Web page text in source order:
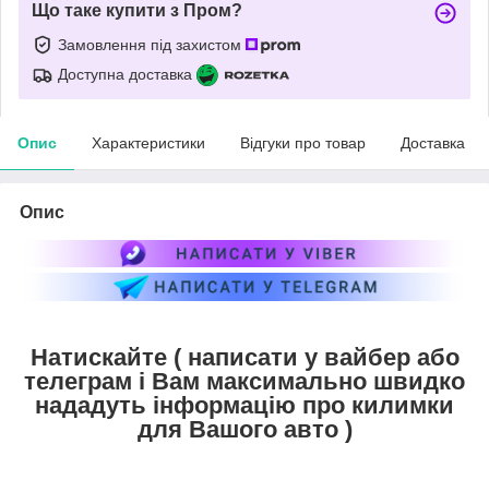
Що таке купити з Пром?
Замовлення під захистом
Доступна доставка
Опис Характеристики Відгуки про товар Доставка
Опис
Натискайте ( написати у вайбер або
телеграм і Вам максимально швидко
нададуть інформацію про килимки
для Вашого авто )